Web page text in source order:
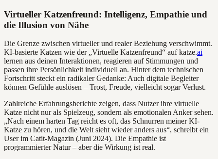
Virtueller Katzenfreund: Intelligenz, Empathie und
die Illusion von Nähe
Die Grenze zwischen virtueller und realer Beziehung verschwimmt.
KI-basierte Katzen wie der „Virtuelle Katzenfreund“ auf katze.ai
lernen aus deinen Interaktionen, reagieren auf Stimmungen und
passen ihre Persönlichkeit individuell an. Hinter dem technischen
Fortschritt steckt ein radikaler Gedanke: Auch digitale Begleiter
können Gefühle auslösen – Trost, Freude, vielleicht sogar Verlust.
Zahlreiche Erfahrungsberichte zeigen, dass Nutzer ihre virtuelle
Katze nicht nur als Spielzeug, sondern als emotionalen Anker sehen.
„Nach einem harten Tag reicht es oft, das Schnurren meiner KI-
Katze zu hören, und die Welt sieht wieder anders aus“, schreibt ein
User im Catit-Magazin (Juni 2024). Die Empathie ist
programmierter Natur – aber die Wirkung ist real.